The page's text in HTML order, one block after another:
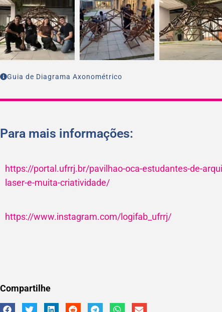
Guia de Diagrama Axonométrico
Para mais informações:
https://portal.ufrrj.br/pavilhao-oca-estudantes-de-
laser-e-muita-criatividade/
https://www.instagram.com/logifab_ufrrj/
Compartilhe